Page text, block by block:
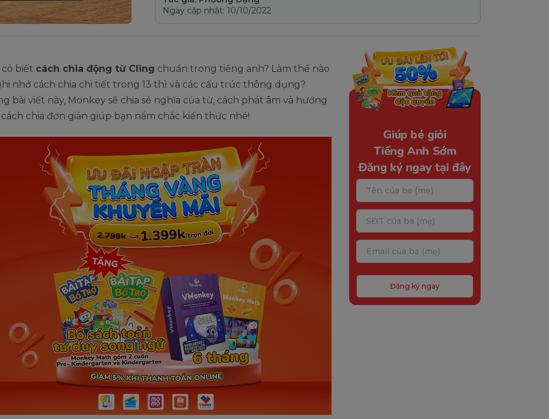
Ngày cập nhật: 10/10/2022
có biết cách chia động từ Cling chuẩn trong tiếng anh? Làm thế nào
nhớ cách chia chi tiết trong 13 thì và các cấu trúc thông dụng?
bài viết này, Monkey sẽ chia sẻ nghĩa của từ, cách phát âm và hướng
chia đơn giản giúp bạn nắm chắc kiến thức nhé!
Giúp bé giỏi
Tiếng Anh Sớm
Đăng ký ngay tại đây
Đăng ký ngay